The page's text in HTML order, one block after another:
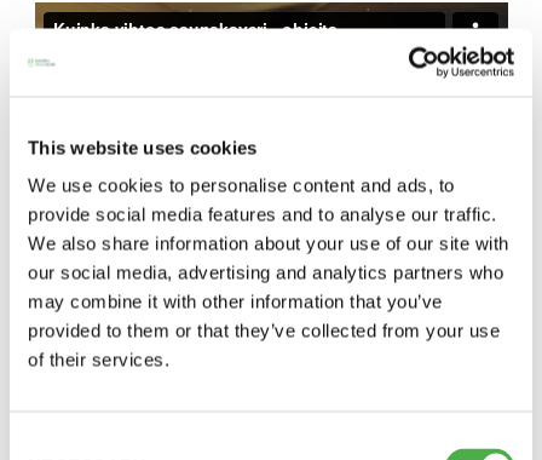
This website uses cookies
We use cookies to personalise content and ads, to
provide social media features and to analyse our traffic.
We also share information about your use of our site with
our social media, advertising and analytics partners who
may combine it with other information that you’ve
provided to them or that they’ve collected from your use
of their services.
-Kuukauden ensimmäinen lauantai on on
Hinnasto
Jäsen
Vieras jäsenen seurassa